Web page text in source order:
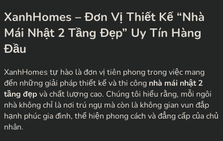
XanhHomes – Đơn Vị Thiết Kế “Nhà
Mái Nhật 2 Tầng Đẹp” Uy Tín Hàng
Đầu
XanhHomes tự hào là đơn vị tiên phong trong việc mang
đến những giải pháp thiết kế và thi công nhà mái nhật 2
tầng đẹp và chất lượng cao. Chúng tôi hiểu rằng, mỗi ngôi
nhà không chỉ là nơi trú ngụ mà còn là không gian vun đắp
hạnh phúc gia đình, thể hiện phong cách và đẳng cấp của chủ
nhân.